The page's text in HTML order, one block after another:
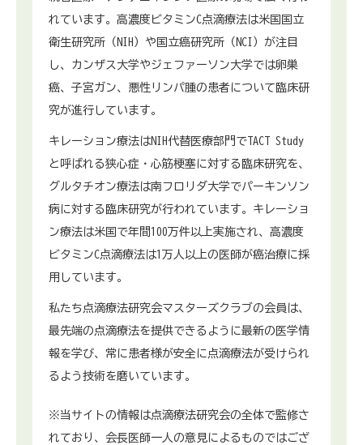
れています。高濃度ビタミンC点滴療法は米国国立
衛生研究所（NIH）や国立癌研究所（NCI）が注目
し、カンザス大学やジェファーソン大学では卵巣
癌、子宮ガン、悪性リンパ腫の患者について臨床研
究が進行しています。
キレーション療法はNIH代替医療部門でTACT Study
と呼ばれる狭心症・心筋梗塞に対する臨床研究を、
グルタチオン療法は南フロリダ大学でパーキンソン
病に対する臨床研究が行われています。キレーショ
ン療法は米国で年間100万件以上実施され、高濃度
ビタミンC点滴療法は1万人以上の医師が癌治療に採
用しています。
私たち点滴療法研究会マスターズクラブの会員は、
最先端の点滴療法を提供できるように最新の医学情
報を学び、常に患者様が安全に点滴療法が受けられ
るよう技術を磨いています。
※当サイトの情報は点滴療法研究会の全体で監修さ
れており、会長医師一人の意見によるものではござ